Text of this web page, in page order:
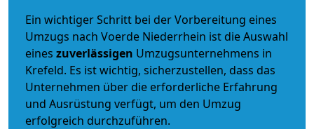
Ein wichtiger Schritt bei der Vorbereitung eines
Umzugs nach Voerde Niederrhein ist die Auswahl
eines zuverlässigen Umzugsunternehmens in
Krefeld. Es ist wichtig, sicherzustellen, dass das
Unternehmen über die erforderliche Erfahrung
und Ausrüstung verfügt, um den Umzug
erfolgreich durchzuführen.